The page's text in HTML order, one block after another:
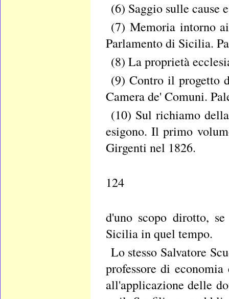
(6) Saggio sulle cause
(7) Memoria intorno
Parlamento di Sicilia.
(8) La proprietà
(9) Contro il progetto
Camera de' Comuni.
(10) Sul richiamo
esigono. Il primo
Girgenti nel 1826.
124
d'uno scopo dirotto,
Sicilia in quel tempo.
Lo stesso Salvatore
professore di
all'applicazione delle